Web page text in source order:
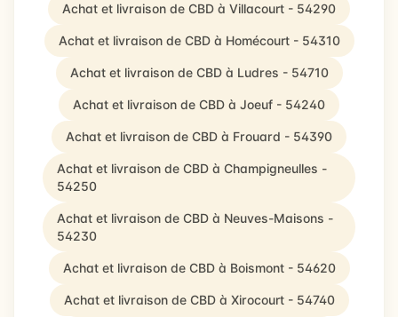
Achat et livraison de CBD à Villacourt - 54290
Achat et livraison de CBD à Homécourt - 54310
Achat et livraison de CBD à Ludres - 54710
Achat et livraison de CBD à Joeuf - 54240
Achat et livraison de CBD à Frouard - 54390
Achat et livraison de CBD à Champigneulles -
54250
Achat et livraison de CBD à Neuves-Maisons -
54230
Achat et livraison de CBD à Boismont - 54620
Achat et livraison de CBD à Xirocourt - 54740